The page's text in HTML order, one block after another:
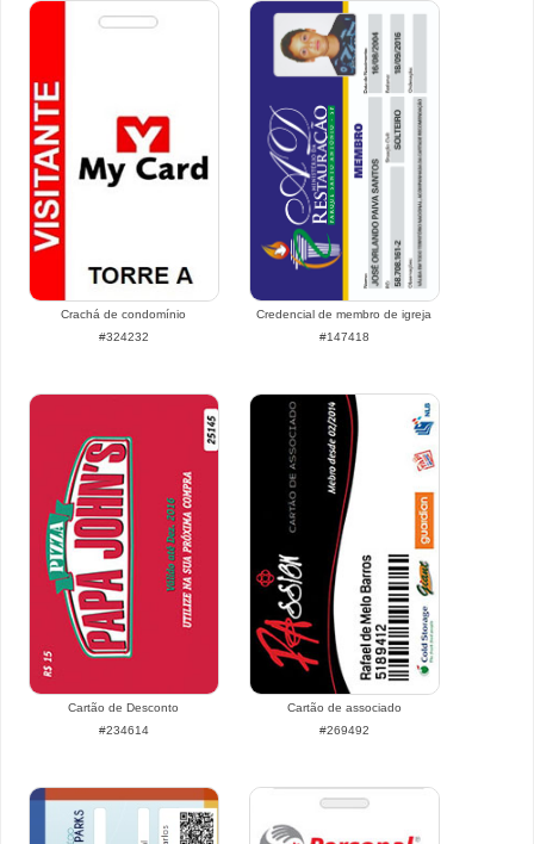
Crachá de condomínio
#324232
Credencial de membro de igreja
#147418
Cartão de Desconto
#234614
Cartão de associado
#269492